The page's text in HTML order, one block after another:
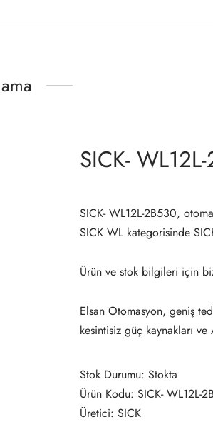
SICK-
SICK- WL12L-2B530,
SICK WL kategorisinde
Ürün ve stok bilgileri için
Elsan Otomasyon, geniş
kesintisiz güç kaynakları
Stok Durumu: Stokta
Ürün Kodu: SICK- WL12L-
Üretici: SICK